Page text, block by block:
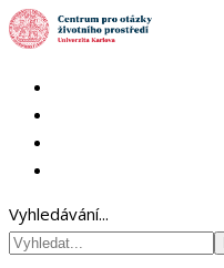
Vyhledávání...